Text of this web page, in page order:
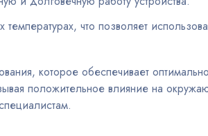
что позволяет
которое обеспечивает
положительное влияние на